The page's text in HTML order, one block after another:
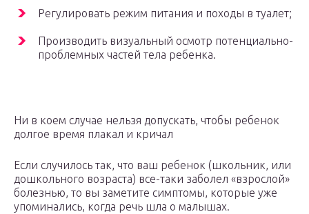
Регулировать режим питания и походы в туалет;
Производить визуальный осмотр потенциально-
проблемных частей тела ребенка.
Ни в коем случае нельзя допускать, чтобы ребенок
долгое время плакал и кричал
Если случилось так, что ваш ребенок (школьник, или
дошкольного возраста) все-таки заболел «взрослой»
болезнью, то вы заметите симптомы, которые уже
упоминались, когда речь шла о малышах.